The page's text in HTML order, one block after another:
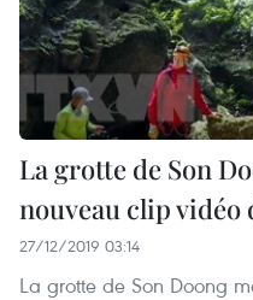
La grotte de Son
nouveau clip vidéo
27/12/2019 03:14
La grotte de Son Doong